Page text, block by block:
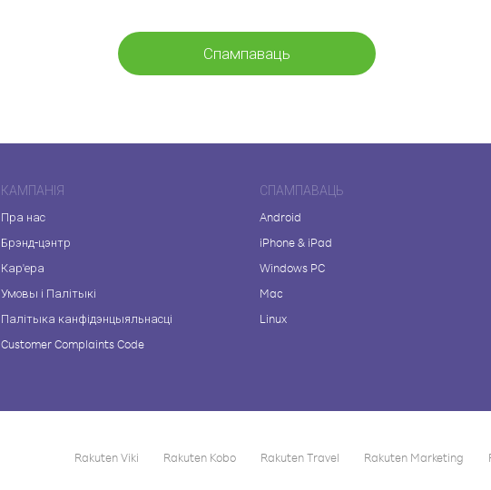
Спампаваць
КАМПАНІЯ
Пра нас
Брэнд-цэнтр
Кар'ера
Умовы і Палітыкі
Палітыка канфідэнцыяльнасці
Customer Complaints Code
СПАМПАВАЦЬ
Android
iPhone & iPad
Windows PC
Mac
Linux
Rakuten Viki Rakuten Kobo Rakuten Travel Rakuten Marketing